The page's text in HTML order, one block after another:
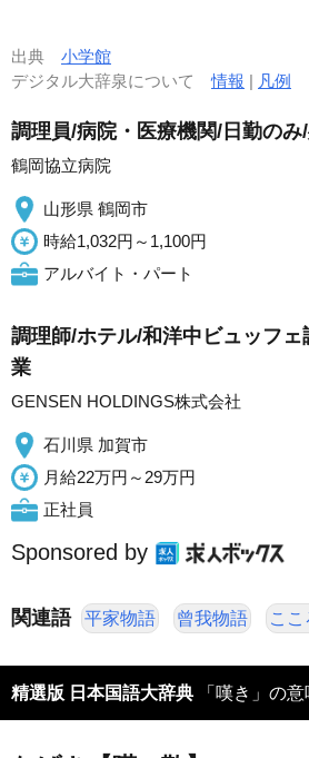
出典 小学館
デジタル大辞泉について情報 | 凡例
調理員/病院・医療機関/日勤の
鶴岡協立病院
山形県 鶴岡市
時給1,032円～1,100円
アルバイト・パート
調理師/ホテル/和洋中ビュッフ
業
GENSEN HOLDINGS株式会社
石川県 加賀市
月給22万円～29万円
正社員
Sponsored by
関連語 平家物語 曾我物語 ここ
精選版 日本国語大辞典 「嘆き」の